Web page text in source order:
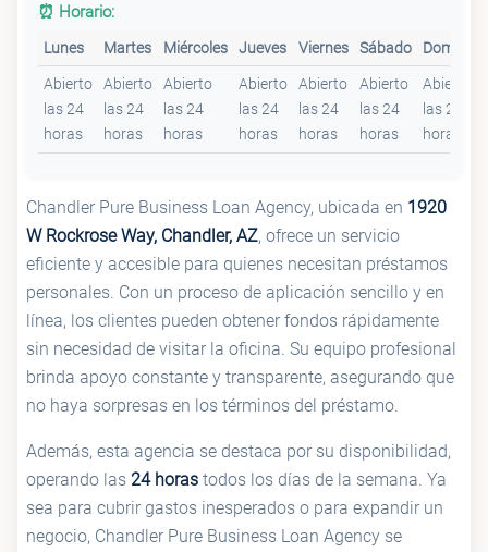
⏰ Horario:
Lunes Martes Miércoles Jueves Viernes Sábado Domingo
Abierto
las 24
horas
Abierto
las 24
horas
Abierto
las 24
horas
Abierto
las 24
horas
Abierto
las 24
horas
Abierto
las 24
horas
Abierto
las 24
horas
Chandler Pure Business Loan Agency, ubicada en 1920
W Rockrose Way, Chandler, AZ, ofrece un servicio
eficiente y accesible para quienes necesitan préstamos
personales. Con un proceso de aplicación sencillo y en
línea, los clientes pueden obtener fondos rápidamente
sin necesidad de visitar la oficina. Su equipo profesional
brinda apoyo constante y transparente, asegurando que
no haya sorpresas en los términos del préstamo.
Además, esta agencia se destaca por su disponibilidad,
operando las 24 horas todos los días de la semana. Ya
sea para cubrir gastos inesperados o para expandir un
negocio, Chandler Pure Business Loan Agency se